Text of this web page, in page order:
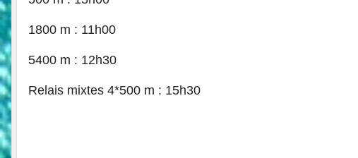
1800 m : 11h00
5400 m : 12h30
Relais mixtes 4*500 m : 15h30